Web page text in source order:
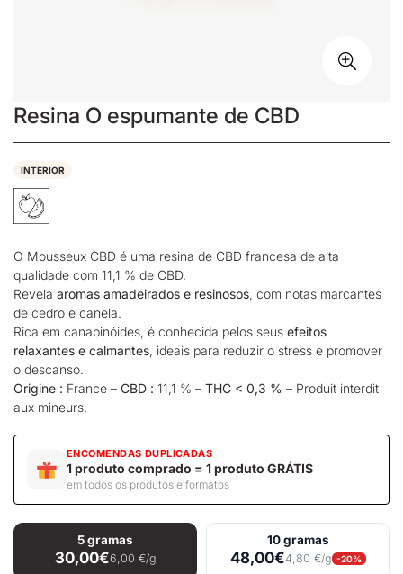
Resina O espumante de CBD
INTERIOR
O Mousseux CBD é uma resina de CBD francesa de alta
qualidade com 11,1 % de CBD.
Revela aromas amadeirados e resinosos, com notas marcantes
de cedro e canela.
Rica em canabinóides, é conhecida pelos seus efeitos
relaxantes e calmantes, ideais para reduzir o stress e promover
o descanso.
Origine : France – CBD : 11,1 % – THC < 0,3 % – Produit interdit
aux mineurs.
ENCOMENDAS DUPLICADAS
1 produto comprado = 1 produto GRÁTIS
em todos os produtos e formatos
5 gramas
30,00€6,00 €/g
10 gramas
48,00€4,80 €/g -20%